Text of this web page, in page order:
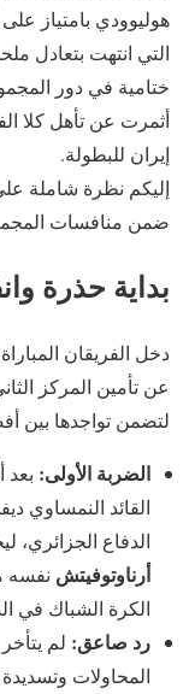
هوليوودي بامتياز
التي انتهت بتعادل
ختامية في دور
أثمرت عن تأهل كلا
إيران للبطولة.
إليكم نظرة شاملة
ضمن منافسات
بداية حذرة
دخل الفريقان
عن تأمين المركز
لتضمن تواجدها بين
الضربة الأولى:
القائد النمساوي
الدفاع الجزائري،
أرناوتوفيتش نفسه
الكرة الشباك في
رد صاعق: لم
المحاولات